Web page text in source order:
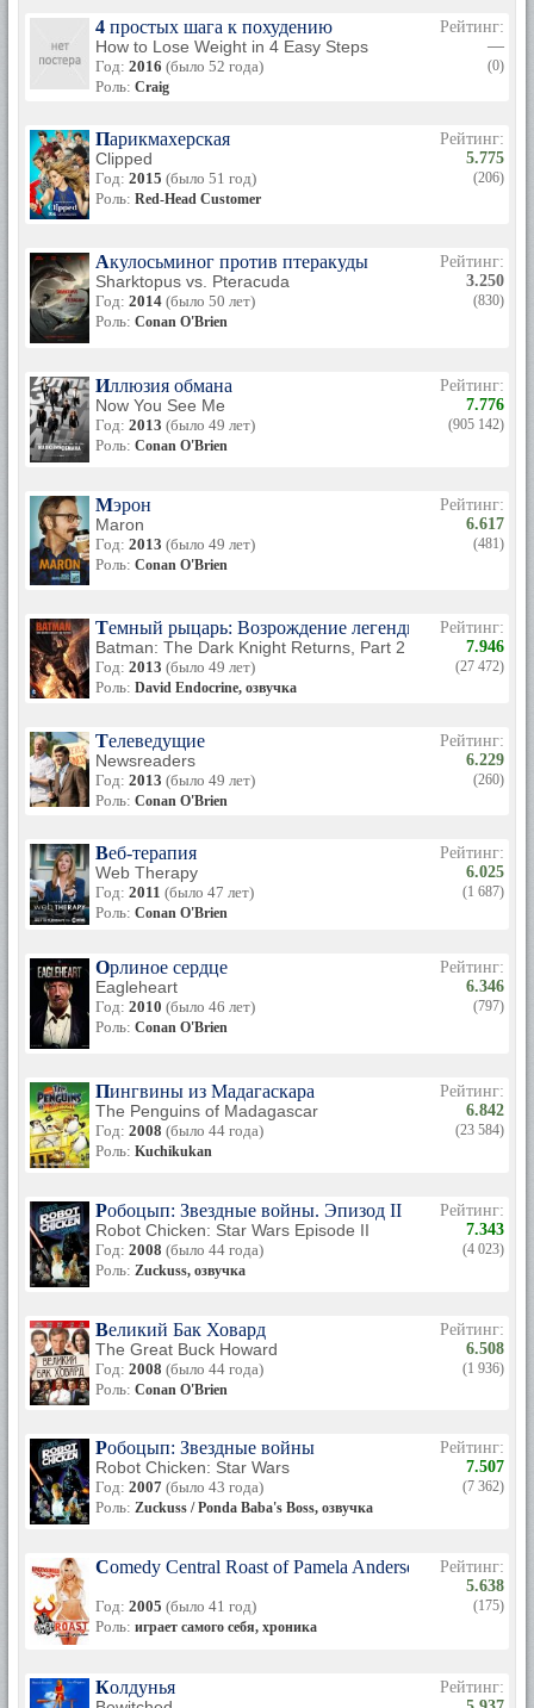
Конен Брайен вместе с Jim Gaffigan работали над шоу «Pale
Force», в котором комики Jim Gaffigan и О’Брайен –
супергерои, которые борются с преступностью.
На октябрь 2005 года шоу «Late Night» вместе с ее ведущим
привлекло за 11 лет работы аудиторию зрителей в 2.5
миллиона человек.
Конан увлекается музыкой и играет на гитаре. Когда Bruce
Springsteen и группа «The Sessions Band» были на шоу
Money Down».
20 февраля 2009 года последний раз на экраны
телевизоров вышло шоу «Late Night». На шоу были
приглашены все его авторы, все те люди, которые на
программы Конан поблагодарил всех людей, которые
помогали ему. Среди них также были Lorne Michaels, David
Letterman, Jay Leno, жена и дети ведущего.
Конан О’Брайен также снимался в фильмах. Вот некоторые
Sky» (2001), «End of the Century» (2003), «Robot Chicken»
(2005).
4 простых шага к похудению
How to Lose Weight in 4 Easy Steps
Год: 2016 (было 52 года)
Роль: Craig
Рейтинг:
—
(0)
Парикмахерская
Clipped
Год: 2015 (было 51 год)
Роль: Red-Head Customer
Рейтинг:
5.775
(206)
Акулосьминог против птеракуды
Sharktopus vs. Pteracuda
Год: 2014 (было 50 лет)
Роль: Conan O'Brien
Рейтинг:
3.250
(830)
Иллюзия обмана
Now You See Me
Год: 2013 (было 49 лет)
Роль: Conan O'Brien
Рейтинг:
7.776
(905 142)
Мэрон
Maron
Год: 2013 (было 49 лет)
Роль: Conan O'Brien
Рейтинг:
6.617
(481)
Темный рыцарь: Возрождение легенды. Часть 2
Batman: The Dark Knight Returns, Part 2
Год: 2013 (было 49 лет)
Роль: David Endocrine, озвучка
Рейтинг:
7.946
(27 472)
Телеведущие
Newsreaders
Год: 2013 (было 49 лет)
Роль: Conan O'Brien
Рейтинг:
6.229
(260)
Веб-терапия
Web Therapy
Год: 2011 (было 47 лет)
Роль: Conan O'Brien
Рейтинг:
6.025
(1 687)
Орлиное сердце
Eagleheart
Год: 2010 (было 46 лет)
Роль: Conan O'Brien
Рейтинг:
6.346
(797)
Пингвины из Мадагаскара
The Penguins of Madagascar
Год: 2008 (было 44 года)
Роль: Kuchikukan
Рейтинг:
6.842
(23 584)
Робоцып: Звездные войны. Эпизод II
Robot Chicken: Star Wars Episode II
Год: 2008 (было 44 года)
Роль: Zuckuss, озвучка
Рейтинг:
7.343
(4 023)
Великий Бак Ховард
The Great Buck Howard
Год: 2008 (было 44 года)
Роль: Conan O'Brien
Рейтинг:
6.508
(1 936)
Робоцып: Звездные войны
Robot Chicken: Star Wars
Год: 2007 (было 43 года)
Роль: Zuckuss / Ponda Baba's Boss, озвучка
Рейтинг:
7.507
(7 362)
Comedy Central Roast of Pamela Anderson
Год: 2005 (было 41 год)
Роль: играет самого себя, хроника
Рейтинг:
5.638
(175)
Колдунья
Рейтинг: